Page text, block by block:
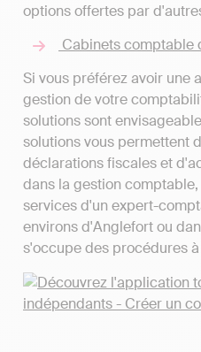
options offertes par
Cabinets comptable
Si vous préférez avoir une
gestion de votre
solutions sont
solutions vous permettent
déclarations fiscales et
dans la gestion
services d'un expert-
environs d'Anglefort ou
s'occupe des procédures